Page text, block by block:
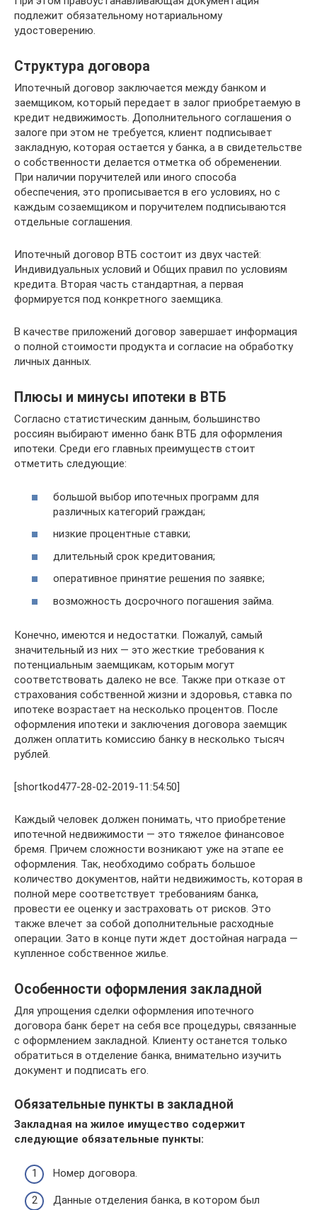
подлежит обязательному нотариальному
удостоверению.
Структура договора
Ипотечный договор заключается между банком и
заемщиком, который передает в залог приобретаемую в
кредит недвижимость. Дополнительного соглашения о
залоге при этом не требуется, клиент подписывает
закладную, которая остается у банка, а в свидетельстве
о собственности делается отметка об обременении.
При наличии поручителей или иного способа
обеспечения, это прописывается в его условиях, но с
каждым созаемщиком и поручителем подписываются
отдельные соглашения.
Ипотечный договор ВТБ состоит из двух частей:
Индивидуальных условий и Общих правил по условиям
кредита. Вторая часть стандартная, а первая
формируется под конкретного заемщика.
В качестве приложений договор завершает информация
о полной стоимости продукта и согласие на обработку
личных данных.
Плюсы и минусы ипотеки в ВТБ
Согласно статистическим данным, большинство
россиян выбирают именно банк ВТБ для оформления
ипотеки. Среди его главных преимуществ стоит
отметить следующие:
большой выбор ипотечных программ для
различных категорий граждан;
низкие процентные ставки;
длительный срок кредитования;
оперативное принятие решения по заявке;
возможность досрочного погашения займа.
Конечно, имеются и недостатки. Пожалуй, самый
значительный из них — это жесткие требования к
потенциальным заемщикам, которым могут
соответствовать далеко не все. Также при отказе от
страхования собственной жизни и здоровья, ставка по
ипотеке возрастает на несколько процентов. После
оформления ипотеки и заключения договора заемщик
должен оплатить комиссию банку в несколько тысяч
рублей.
[shortkod477-28-02-2019-11:54:50]
Каждый человек должен понимать, что приобретение
ипотечной недвижимости — это тяжелое финансовое
бремя. Причем сложности возникают уже на этапе ее
оформления. Так, необходимо собрать большое
количество документов, найти недвижимость, которая в
полной мере соответствует требованиям банка,
провести ее оценку и застраховать от рисков. Это
также влечет за собой дополнительные расходные
операции. Зато в конце пути ждет достойная награда —
купленное собственное жилье.
Особенности оформления закладной
Для упрощения сделки оформления ипотечного
договора банк берет на себя все процедуры, связанные
с оформлением закладной. Клиенту останется только
обратиться в отделение банка, внимательно изучить
документ и подписать его.
Обязательные пункты в закладной
Закладная на жилое имущество содержит
следующие обязательные пункты:
Номер договора.
Данные отделения банка, в котором был